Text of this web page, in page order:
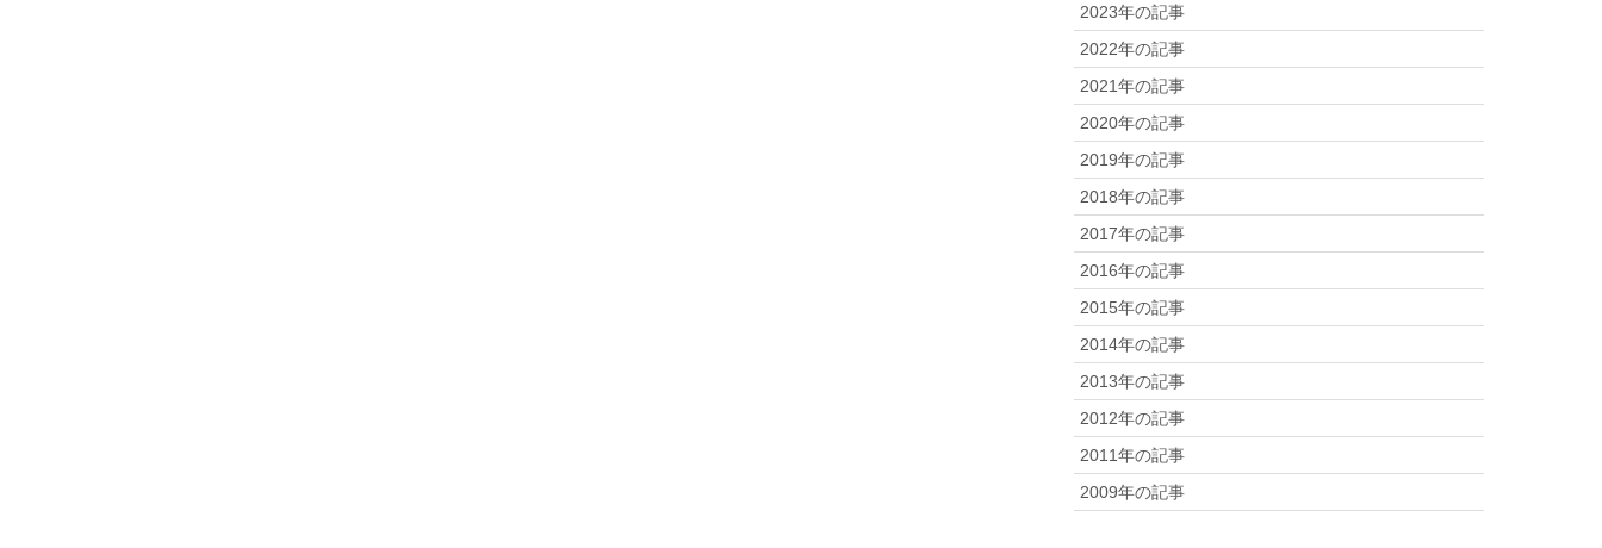
2023年の記事
2022年の記事
2021年の記事
2020年の記事
2019年の記事
2018年の記事
2017年の記事
2016年の記事
2015年の記事
2014年の記事
2013年の記事
2012年の記事
2011年の記事
2009年の記事